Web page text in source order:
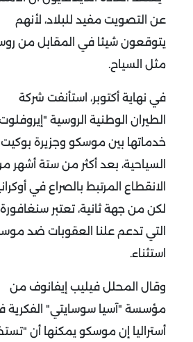
عن التصويت مفيد للبلاد، لأنهم
يتوقعون شيئا في المقابل من
مثل السياح.
في نهاية أكتوبر، استأنفت شركة
الطيران الوطنية الروسية
خدماتها بين موسكو وجزيرة بوكيت
السياحية، بعد أكثر من ستة أشهر
الانقطاع المرتبط بالصراع في
لكن من جهة ثانية، تعتبر سنغافورة
التي تدعم علنا العقوبات ضد
استثناء.
وقال المحلل فيليب إيفانوف من
مؤسسة "آسيا سوسايتي" الفكرية
أستراليا إن موسكو يمكنها أن